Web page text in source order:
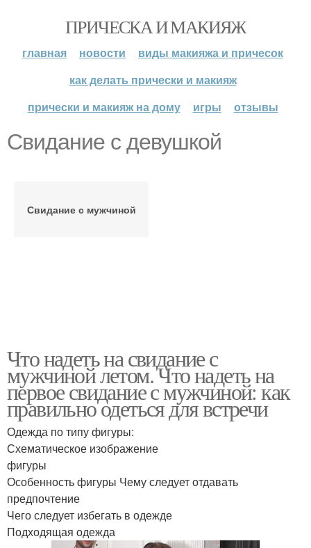
ПРИЧЕСКА И МАКИЯЖ
главная новости
виды макияжа и причесок
как делать прически и макияж
прически и макияж на дому
игры отзывы
Свидание с девушкой
Свидание с мужчиной
Что надеть на свидание с
мужчиной летом. Что надеть на
первое свидание с мужчиной: как
правильно одеться для встречи
Одежда по типу фигуры:
Схематическое изображение
фигуры
Особенность фигуры Чему следует отдавать
предпочтение
Чего следует избегать в одежде
Подходящая одежда